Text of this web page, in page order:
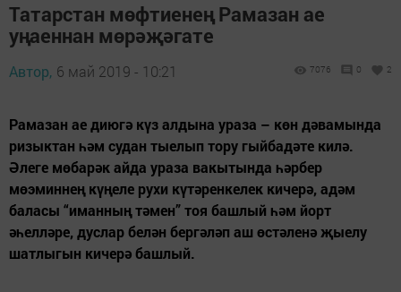
Татарстан мөфтиенең Рамазан ае
уңаеннан мөрәҗәгате
Автор, 6 май 2019 - 10:21 7076 0 2
Рамазан ае диюгә күз алдына ураза – көн дәвамында
ризыктан һәм судан тыелып тору гыйбадәте килә.
Әлеге мөбарәк айда ураза вакытында һәрбер
мөэминнең күңеле рухи күтәренкелек кичерә, адәм
баласы “иманның тәмен” тоя башлый һәм йорт
әһелләре, дуслар белән бергәләп аш өстәленә җыелу
шатлыгын кичерә башлый.